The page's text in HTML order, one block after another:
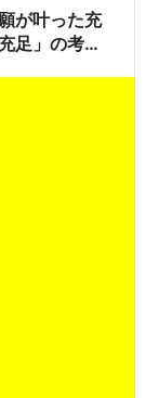
が叶った充
足」の考え